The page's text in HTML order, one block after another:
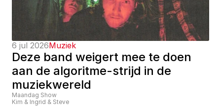
6 jul 2026Muziek
Deze band weigert mee te doen
aan de algoritme-strijd in de
muziekwereld
Maandag Show
Kim & Ingrid & Steve